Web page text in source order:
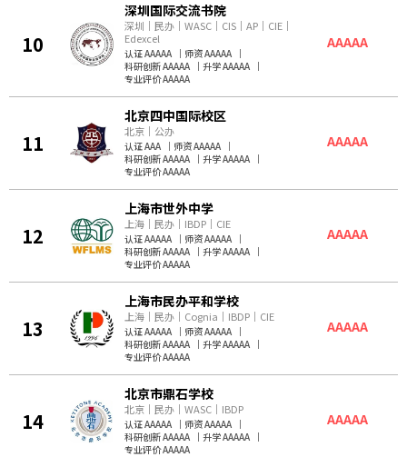
10
深圳国际交流书院
深圳 ｜ 民办 ｜WASC ｜ CIS ｜AP ｜ CIE ｜
Edexcel
认证 AAAAA ｜ 师资 AAAAA ｜
科研创新 AAAAA ｜升学 AAAAA ｜
专业评价 AAAAA
AAAAA
11
北京四中国际校区
北京 ｜ 公办
认证 AAA ｜ 师资 AAAAA ｜
科研创新 AAAAA ｜升学 AAAAA ｜
专业评价 AAAAA
AAAAA
12
上海市世外中学
上海 ｜ 民办 ｜ IBDP ｜ CIE
认证 AAAAA ｜ 师资 AAAAA ｜
科研创新 AAAAA ｜升学 AAAAA ｜
专业评价 AAAAA
AAAAA
13
上海市民办平和学校
上海 ｜ 民办 ｜ Cognia ｜ IBDP ｜ CIE
认证 AAAAA ｜ 师资 AAAAA ｜
科研创新 AAAAA ｜升学 AAAAA ｜
专业评价 AAAAA
AAAAA
14
北京市鼎石学校
北京 ｜ 民办 ｜WASC ｜ IBDP
认证 AAAAA ｜ 师资 AAAAA ｜
科研创新 AAAAA ｜升学 AAAAA ｜
专业评价 AAAAA
AAAAA